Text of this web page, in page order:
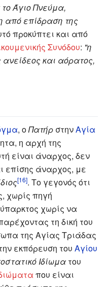
Άγιο Πνεύμα,
από επίδραση της
προκύπτει και από
Συνόδου: "η
και αόρατος,
, oΠατήρ στηνΑγία
η αρχή της
είναι άναρχος, δεν
επίσης άναρχος, με
[16]. Το γεγονός ότι
χωρίς πηγή
χωρίς να
τη δική του
της Αγίας Τριάδας
εκπόρευση του Αγίου
Ιδίωμα του
που είναι